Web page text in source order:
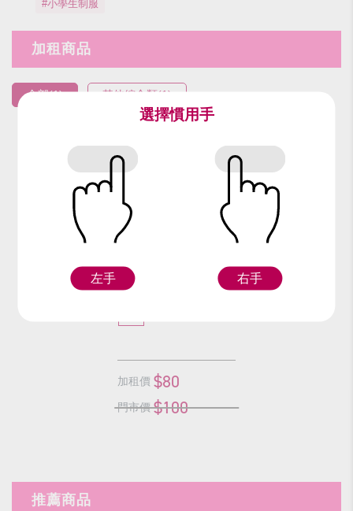
#小學生制服
加租商品
全部(1) 其他綜合類(1)
紅書包
加租價 $80
門市價 $100
推薦商品
選擇慣用手
左手 右手